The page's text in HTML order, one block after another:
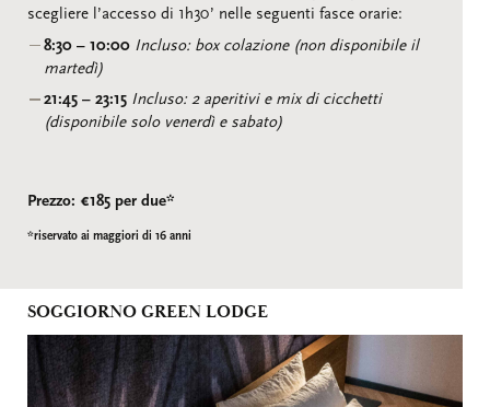
scegliere l’accesso di 1h30’ nelle seguenti fasce orarie:
8:30 – 10:00 Incluso: box colazione (non disponibile il
martedì)
21:45 – 23:15 Incluso: 2 aperitivi e mix di cicchetti
(disponibile solo venerdì e sabato)
Prezzo: €185 per due*
*riservato ai maggiori di 16 anni
SOGGIORNO GREEN LODGE